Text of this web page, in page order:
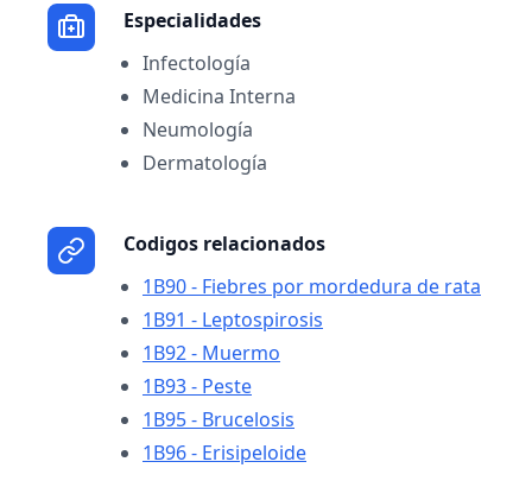
Especialidades
Infectología
Medicina Interna
Neumología
Dermatología
Codigos relacionados
1B90 - Fiebres por mordedura de rata
1B91 - Leptospirosis
1B92 - Muermo
1B93 - Peste
1B95 - Brucelosis
1B96 - Erisipeloide